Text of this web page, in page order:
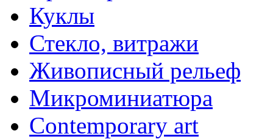
Куклы
Стекло, витражи
Живописный рельеф
Микроминиатюра
Contemporary art